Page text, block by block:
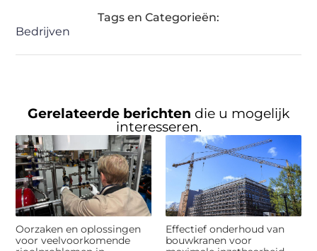
Tags en Categorieën:
Bedrijven
Gerelateerde berichten die u mogelijk
interesseren.
Oorzaken en oplossingen
voor veelvoorkomende
Effectief onderhoud van
bouwkranen voor